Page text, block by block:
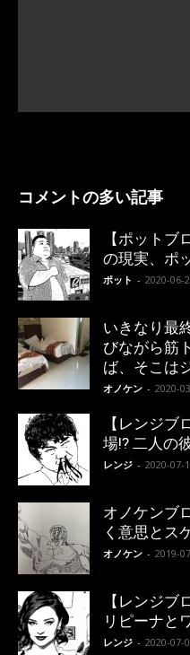
コメントの多い記事
【ポット
の現実、ポ
ポット - 2020-06-
いきなり最
びながら筋
ば、そこは
オノケン - 2020-
【レンジ
場!? 二人の
レンジ - 2020-07-
オノケンブ
く意思とス
オノケン - 2019-
【レンジブ
リピーナと
レンジ - 2020-07-